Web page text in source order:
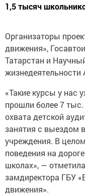
1,5 тысяч
Организаторы
движения»,
Татарстан и
жизнедеятельности
«Такие курсы у нас
прошли более 7
охвата детской
занятия с выездом
учреждения. В
поведения на
школах», —
замдиректора ГБУ
движения».